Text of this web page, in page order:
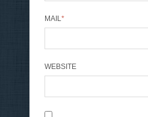
MAIL*
WEBSITE